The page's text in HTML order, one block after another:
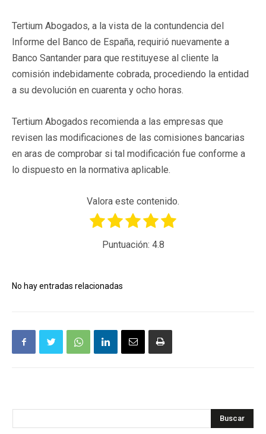
Tertium Abogados, a la vista de la contundencia del
Informe del Banco de España, requirió nuevamente a
Banco Santander para que restituyese al cliente la
comisión indebidamente cobrada, procediendo la entidad
a su devolución en cuarenta y ocho horas.
Tertium Abogados recomienda a las empresas que
revisen las modificaciones de las comisiones bancarias
en aras de comprobar si tal modificación fue conforme a
lo dispuesto en la normativa aplicable.
Valora este contenido.
Puntuación: 4.8
No hay entradas relacionadas
Buscar